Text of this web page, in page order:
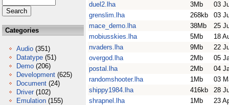
Categories
Audio (351)
Datatype (51)
Demo (206)
Development (625)
Document (24)
Driver (102)
Emulation (155)
duel2.lha
3Mb
03
grenslim.lha
268kb
03
mace_demo.lha
38Mb
25
mobiusskies.lha
5Mb
18
nvaders.lha
9Mb
22
overgod.lha
2Mb
05
postal.lha
2Mb
04
randomshooter.lha
1Mb
03
shippy1984.lha
416kb
28
shrapnel.lha
1Mb
23